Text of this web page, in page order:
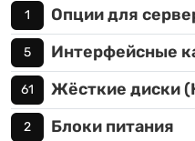
1 Опции для
5 Интерфейсные
61 Жёсткие диски
2 Блоки питания